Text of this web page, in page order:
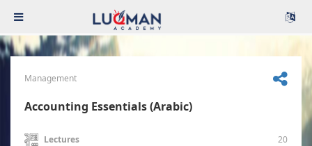
Management
Accounting Essentials (Arabic)
Lectures 20